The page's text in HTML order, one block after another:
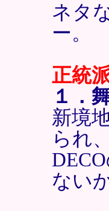
ネタ
ー。
正統
１．
新境
られ
ない